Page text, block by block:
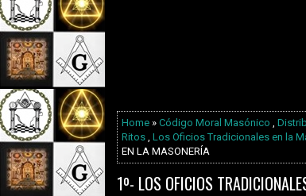
Home » Código Moral Masónico ,
Ritos , Los Oficios Tradicionales en la
EN LA MASONERÍA
1º- LOS OFICIOS